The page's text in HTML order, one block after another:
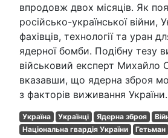
впродовж двох місяців. Як
російсько-української війни,
фахівців, технології та уран
ядерної бомби. Подібну тезу
військовий експерт Михайло
вказавши, що ядерна зброя
з факторів виживання України.
Україна Українці Ядерна зброя
Національна гвардія України
Гетьман